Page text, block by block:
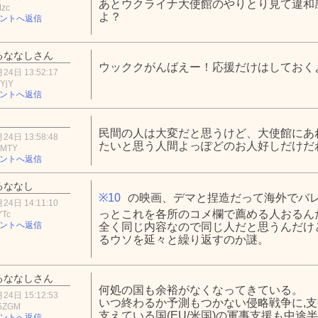
トへ返信
あとウクライナ大使館のやりとり見て違
よ？
ななしさん
24日 13:52:17
トへ返信
ウッククがんばえー！応援だけはしておく
24日 13:58:48
トへ返信
民間の人は大変だと思うけど、大使館に
たいと思う人間よっぽどのお人好しだけだ
ななし
24日 14:11:10
トへ返信
※10 の映画、デマと捏造だって海外でバ
っとこれを各所のコメ欄で薦める人おるん
全く同じ内容なので同じ人だと思うんだ
るウソを延々と繰り返すのか謎。
ななしさん
24日 15:12:53
何処の国も余裕がなくなってきている。
いつ終わるか予測もつかない侵略戦争に,
支えている国(EU/米国)の軍事支援も中途